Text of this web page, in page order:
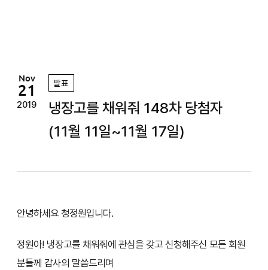
Nov
21
2019
발표
냉장고를 채워줘 148차 당첨자
(11월 11일~11월 17일)
안녕하세요 청정원입니다.
정원아! 냉장고를 채워줘에 관심을 갖고 신청해주신 모든 회원
분들께 감사의 말씀드리며